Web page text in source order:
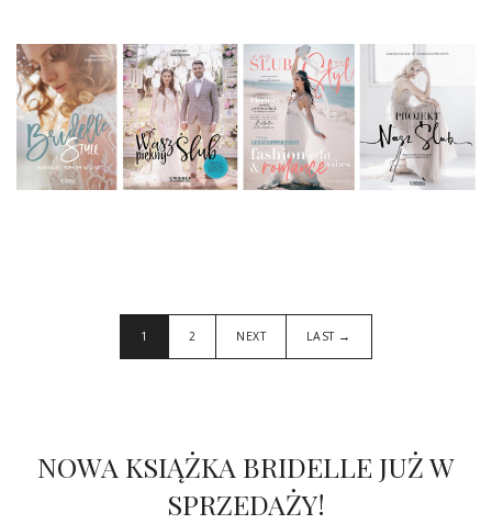
1 2 NEXT LAST →
NOWA KSIĄŻKA BRIDELLE JUŻ W
SPRZEDAŻY!